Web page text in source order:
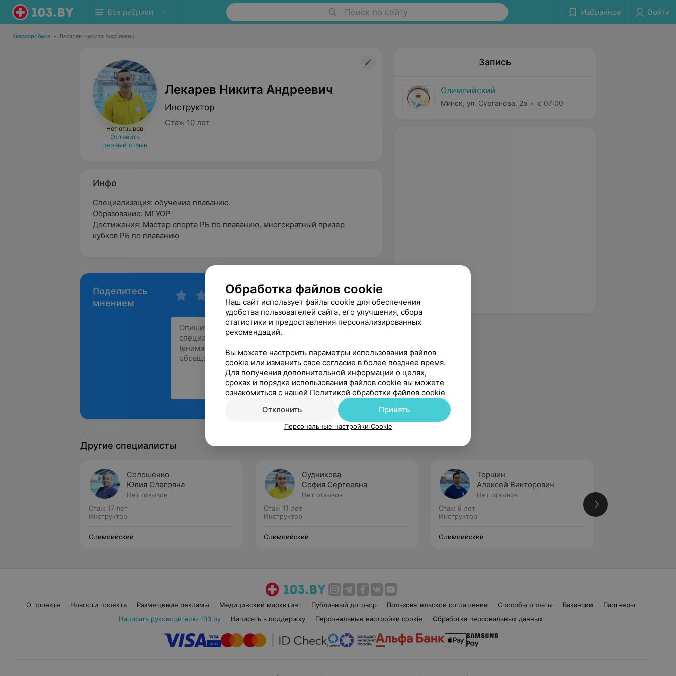
Все рубрики Поиск по сайту Избранное Войти
Аквааэробика • Лекарев Никита Андреевич
Нет отзывов
Оставить
первый отзыв
Лекарев Никита Андреевич
Инструктор
Стаж 10 лет
Инфо
Специализация: обучение плаванию.
Образование: МГУОР
Достижения: Мастер спорта РБ по плаванию, многократный призер
кубков РБ по плаванию
Поделитесь
мнением
Рекомендую
Запись
Олимпийский
Минск, ул. Сурганова, 2а с 07:00
Другие специалисты
Солошенко
Юлия Олеговна
Нет отзывов
Стаж 17 лет
Инструктор
Олимпийский
Судникова
София Сергеевна
Нет отзывов
Стаж 11 лет
Инструктор
Олимпийский
Торшин
Алексей Викторович
Нет отзывов
Стаж 8 лет
Инструктор
Олимпийский
О проекте Новости проекта Размещение рекламы Медицинский маркетинг Публичный договор Пользовательское соглашение Способы оплаты Вакансии
Партнеры
Написать руководителю 103.by
Написать в поддержку Персональные настройки cookie Обработка персональных данных
Обработка файлов cookie
Наш сайт использует файлы cookie для обеспечения
удобства пользователей сайта, его улучшения, сбора
статистики и предоставления персонализированных
рекомендаций.
Вы можете настроить параметры использования файлов
cookie или изменить свое согласие в более позднее время.
Для получения дополнительной информации о целях,
сроках и порядке использования файлов cookie вы можете
ознакомиться с нашей Политикой обработки файлов cookie
Отклонить
Принять
Персональные настройки Cookie